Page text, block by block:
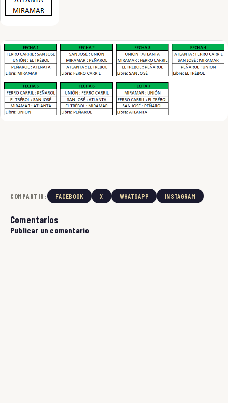
COMPARTIR: FACEBOOK X WHATSAPP INSTAGRAM
Comentarios
Publicar un comentario